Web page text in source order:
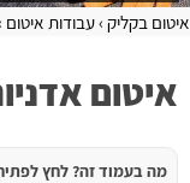
איטום בקליק עבודות איטום
איטום
מה בעמוד זה? לחץ